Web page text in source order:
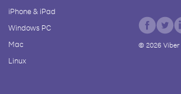
iPhone & iPad
Windows PC
Mac
Linux
© 2026Viber